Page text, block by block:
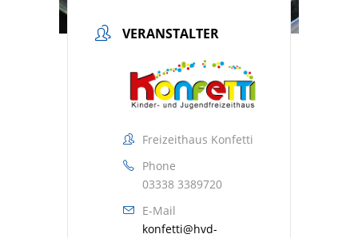
VERANSTALTER
Freizeithaus Konfetti
Phone
03338 3389720
E-Mail
konfetti@hvd-